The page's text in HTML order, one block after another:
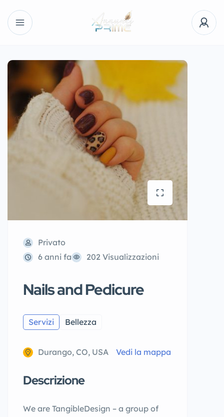
Privato
6 anni fa
202 Visualizzazioni
Nails and Pedicure
Servizi Bellezza
Durango, CO, USA Vedi la mappa
Descrizione
We are TangibleDesign – a group of